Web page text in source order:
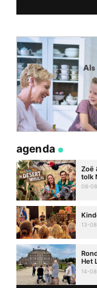
agenda
Zoë
tolk
08-
13-
Het
14-